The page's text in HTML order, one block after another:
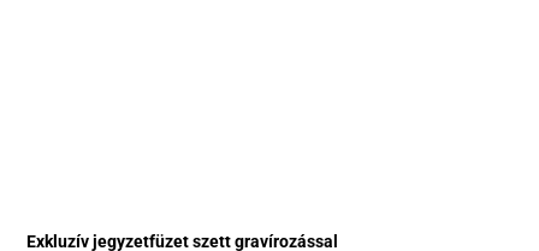
Exkluzív jegyzetfüzet szett gravírozással